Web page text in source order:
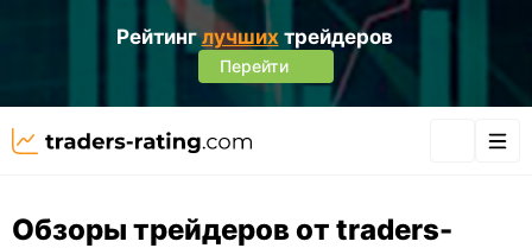
Рейтинглучших трейдеров
Перейти
Обзоры трейдеров от traders-